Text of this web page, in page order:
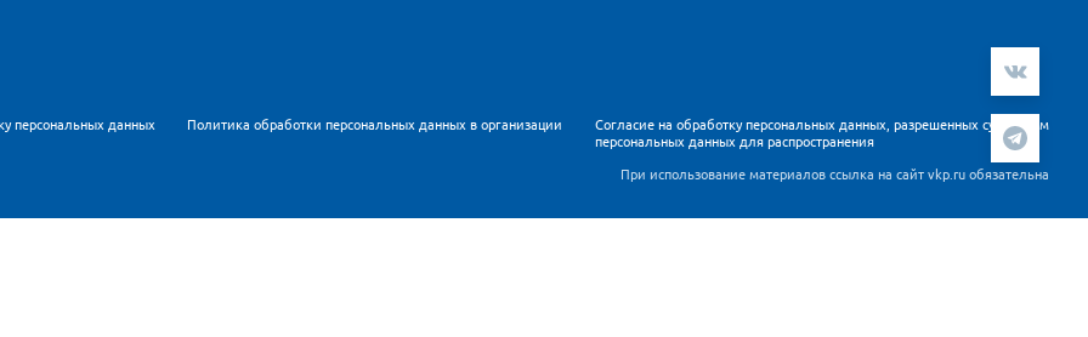
персональных данных Политика обработки персональных данных в организации
Согласие на обработку персональных данных, разрешенных субъектом
персональных данных для распространения
При использование материалов ссылка на сайт vkp.ru обязательна